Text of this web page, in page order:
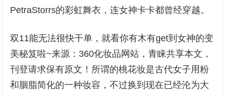
PetraStorrs的彩虹舞衣，连女神卡卡都曾经穿越。
双11能无法很快干单，就看你有木有get到女神的变
美秘笈啦~来源：360化妆品网站，青睐共享本文，
刊登请求保有原文！所谓的桃花妆是古代女子用粉
和胭脂简化的一种妆容，不过换到现在已经沦为大